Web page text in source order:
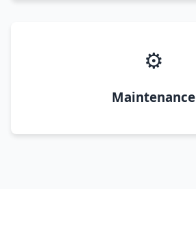
⚙️
Maintenance